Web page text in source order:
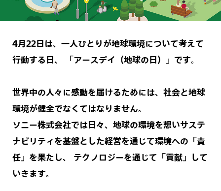
4月22日は、一人ひとりが地球環境について考えて
行動する日、
「アースデイ（地球の日）」です。
世界中の人々に感動を届けるためには、社会と地球
環境が健全でなくてはなりません。
ソニー株式会社では日々、地球の環境を想いサステ
ナビリティを基盤とした経営を通じて環境への「責
任」を果たし、
テクノロジーを通じて「貢献」して
いきます。